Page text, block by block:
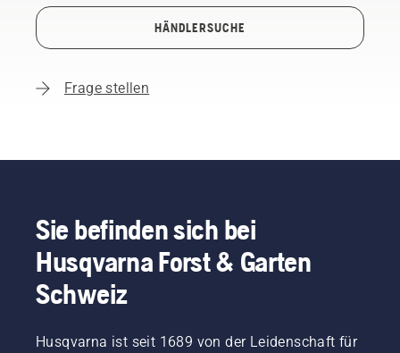
HÄNDLERSUCHE
Frage stellen
Sie befinden sich bei
Husqvarna Forst & Garten
Schweiz
Husqvarna ist seit 1689 von der Leidenschaft für